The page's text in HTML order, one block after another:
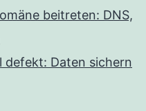
beitreten: DNS,
defekt: Daten sichern